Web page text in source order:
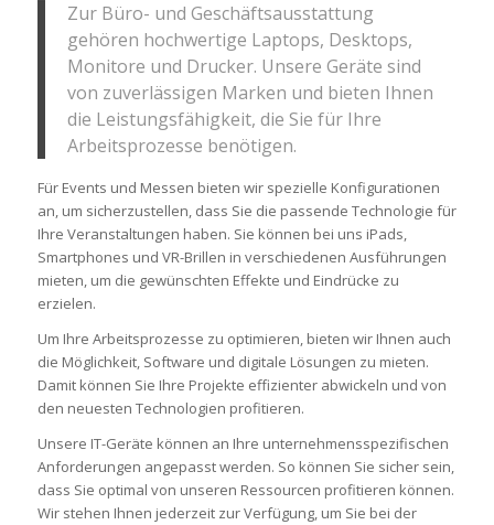
Zur Büro- und Geschäftsausstattung
gehören hochwertige Laptops, Desktops,
Monitore und Drucker. Unsere Geräte sind
von zuverlässigen Marken und bieten Ihnen
die Leistungsfähigkeit, die Sie für Ihre
Arbeitsprozesse benötigen.
Für Events und Messen bieten wir spezielle Konfigurationen
an, um sicherzustellen, dass Sie die passende Technologie für
Ihre Veranstaltungen haben. Sie können bei uns iPads,
Smartphones und VR-Brillen in verschiedenen Ausführungen
mieten, um die gewünschten Effekte und Eindrücke zu
erzielen.
Um Ihre Arbeitsprozesse zu optimieren, bieten wir Ihnen auch
die Möglichkeit, Software und digitale Lösungen zu mieten.
Damit können Sie Ihre Projekte effizienter abwickeln und von
den neuesten Technologien profitieren.
Unsere IT-Geräte können an Ihre unternehmensspezifischen
Anforderungen angepasst werden. So können Sie sicher sein,
dass Sie optimal von unseren Ressourcen profitieren können.
Wir stehen Ihnen jederzeit zur Verfügung, um Sie bei der